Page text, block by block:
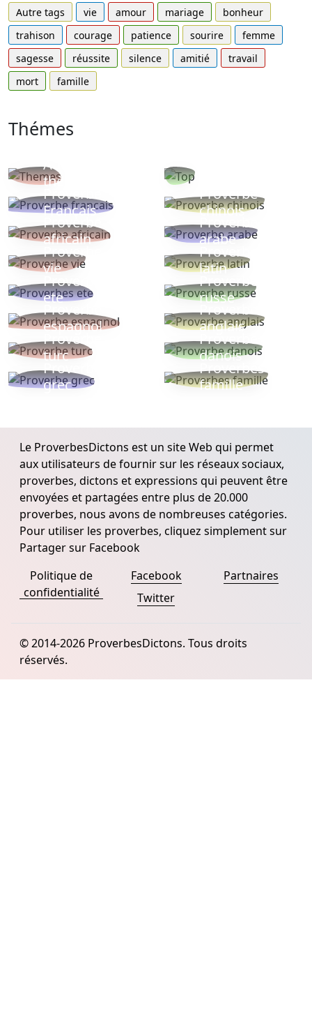
Autre tags vie amour mariage
bonheur
trahison
courage patience sourire
femme
sagesse
réussite silence amitié
travail
mort
famille
Thémes
Autres
thèmes
Proverbe
Français
Proverbe
chinois
Proverbe
africain
Proverbe
arabe
Proverbe
vie
Proverbe
latin
Proverbes
ete
Proverbe
russe
Proverbe
espagnol
Proverbe
anglais
Proverbe
turc
Proverbe
danois
Proverbe
grec
Proverbes
famille
Le ProverbesDictons est un site Web qui permet
aux utilisateurs de fournir sur les réseaux sociaux,
proverbes, dictons et expressions qui peuvent être
envoyées et partagées entre plus de 20.000
proverbes, nous avons de nombreuses catégories.
Pour utiliser les proverbes, cliquez simplement sur
Partager sur Facebook
Politique de
confidentialité
Facebook
Twitter
Partnaires
© 2014-2026 ProverbesDictons. Tous droits
réservés.